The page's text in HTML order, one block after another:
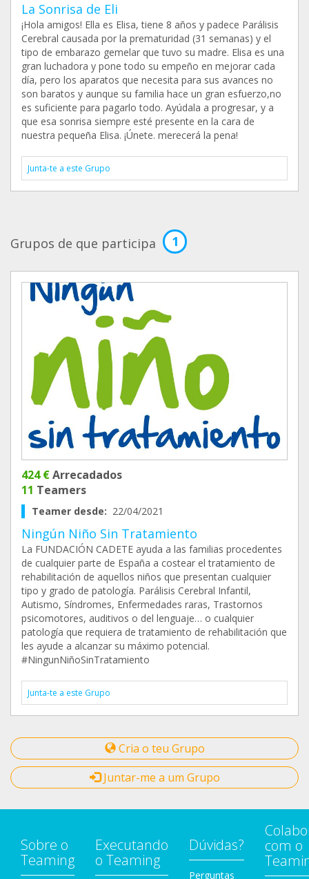
La Sonrisa de Eli
¡Hola amigos! Ella es Elisa, tiene 8 años y padece Parálisis
Cerebral causada por la prematuridad (31 semanas) y el
tipo de embarazo gemelar que tuvo su madre. Elisa es una
gran luchadora y pone todo su empeño en mejorar cada
día, pero los aparatos que necesita para sus avances no
son baratos y aunque su familia hace un gran esfuerzo,no
es suficiente para pagarlo todo. Ayúdala a progresar, y a
que esa sonrisa siempre esté presente en la cara de
nuestra pequeña Elisa. ¡Únete. merecerá la pena!
Junta-te a este Grupo
Grupos de que participa 1
424 €Arrecadados
11 Teamers
Teamer desde: 22/04/2021
Ningún Niño Sin Tratamiento
La FUNDACIÓN CADETE ayuda a las familias procedentes
de cualquier parte de España a costear el tratamiento de
rehabilitación de aquellos niños que presentan cualquier
tipo y grado de patología. Parálisis Cerebral Infantil,
Autismo, Síndromes, Enfermedades raras, Trastornos
psicomotores, auditivos o del lenguaje… o cualquier
patología que requiera de tratamiento de rehabilitación que
les ayude a alcanzar su máximo potencial.
#NingunNiñoSinTratamiento
Junta-te a este Grupo
Cria o teu Grupo
Juntar-me a um Grupo
Sobre o
Teaming
Executando
o Teaming
Dúvidas?
Perguntas
com o